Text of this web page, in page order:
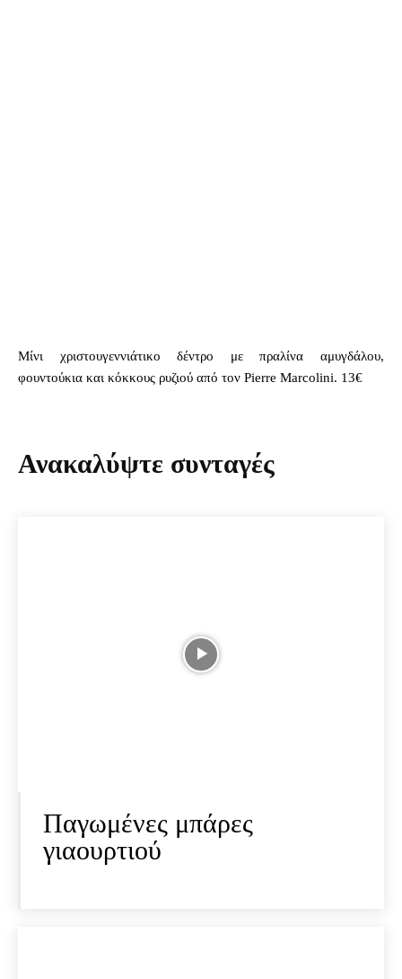
Μίνι χριστουγεννιάτικο δέντρο με πραλίνα αμυγδάλου,
φουντούκια και κόκκους ρυζιού από τον Pierre Marcolini. 13€
Ανακαλύψτε συνταγές
Παγωμένες μπάρες
γιαουρτιού